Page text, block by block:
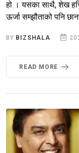
हो । यसका साथै, शेख
ऊर्जा सम्झौताको पनि
BY BIZSHALA
READ MORE